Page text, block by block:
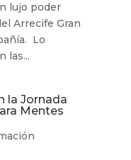
lujo poder
Arrecife Gran
Lo
las...
la Jornada
Mentes